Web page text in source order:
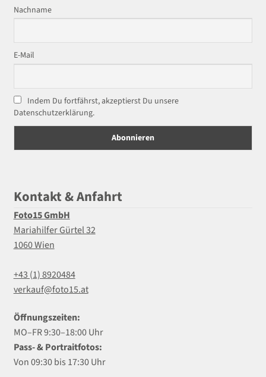
Nachname
E-Mail
Indem Du fortfährst, akzeptierst Du unsere
Datenschutzerklärung.
Kontakt & Anfahrt
Foto15 GmbH
Mariahilfer Gürtel 32
1060 Wien
+43 (1) 8920484
verkauf@foto15.at
Öffnungszeiten:
MO–FR 9:30–18:00 Uhr
Pass- & Portraitfotos:
Von 09:30 bis 17:30 Uhr